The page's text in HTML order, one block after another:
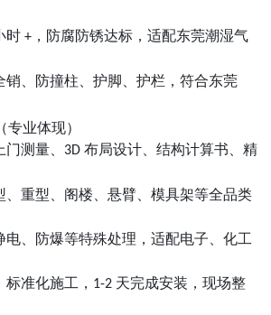
时+ ，防腐防锈达标，适配东莞潮湿气
销、防撞柱、护脚、护栏，符合东莞
专业体现）
测量、 3D布局设计、结构计算书、精
、重型、阁楼、悬臂、模具架等全品类
电、防爆等特殊处理，适配电子、化工
准化施工， 1-2 天完成安装，现场整